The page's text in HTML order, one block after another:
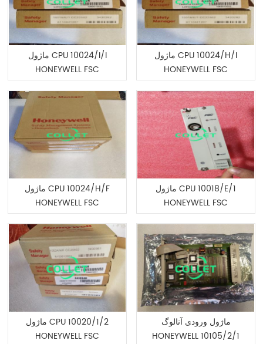
ماژول CPU 10024/I/I
HONEYWELL FSC
ماژول CPU 10024/H/I
HONEYWELL FSC
ماژول CPU 10024/H/F
HONEYWELL FSC
ماژول CPU 10018/E/1
HONEYWELL FSC
ماژول CPU 10020/1/2
HONEYWELL FSC
ماژول ورودی آنالوگ
HONEYWELL 10105/2/1